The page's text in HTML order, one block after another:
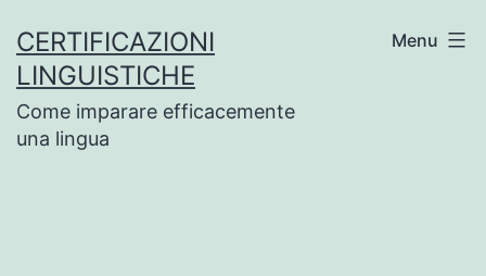
contenuto
CERTIFICAZIONI
LINGUISTICHE
Come imparare efficacemente
una lingua
Menu